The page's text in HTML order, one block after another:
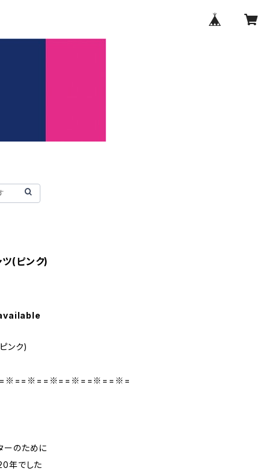
(ピンク)
ンク)
ーのために
年でした